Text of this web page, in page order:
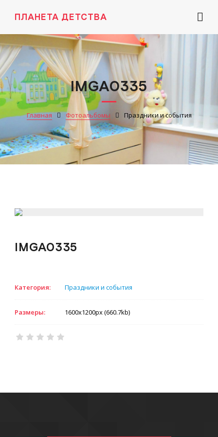
ПЛАНЕТА ДЕТСТВА
IMGA0335
Главная Фотоальбомы Праздники и события
IMGA0335
Категория: Праздники и события
Размеры: 1600x1200px (660.7kb)